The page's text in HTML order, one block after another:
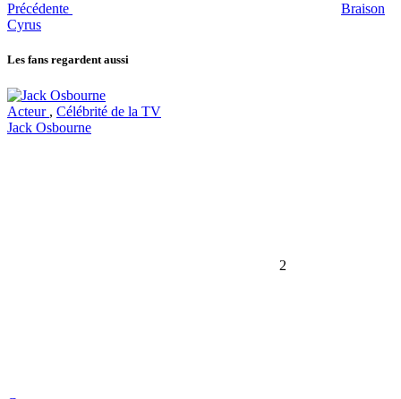
Précédente
Braison
Cyrus
Les fans regardent aussi
Acteur , Célébrité de la TV
Jack Osbourne
2